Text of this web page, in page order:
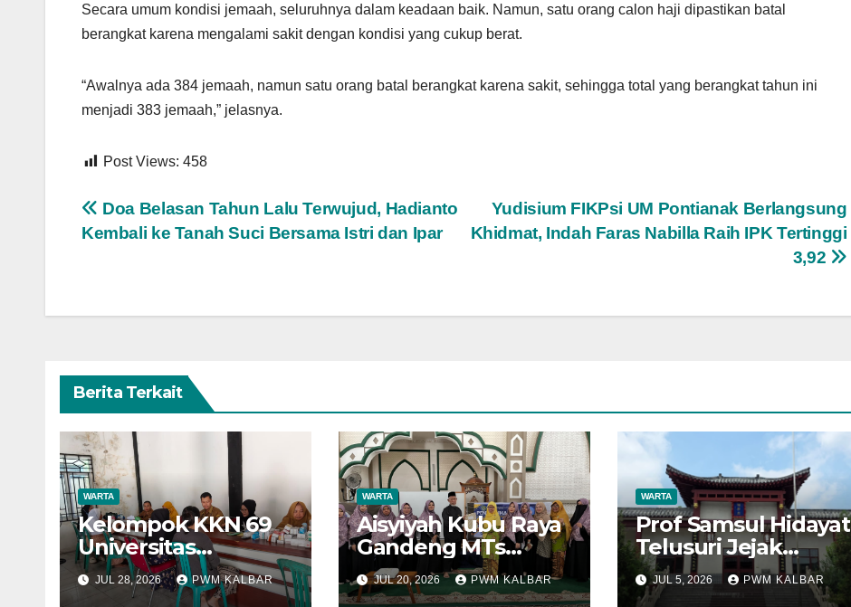
Secara umum kondisi jemaah, seluruhnya dalam keadaan baik. Namun, satu orang calon haji dipastikan batal
berangkat karena mengalami sakit dengan kondisi yang cukup berat.
“Awalnya ada 384 jemaah, namun satu orang batal berangkat karena sakit, sehingga total yang berangkat tahun ini
menjadi 383 jemaah,” jelasnya.
Post Views: 458
Navigasi
Yudisium FIKPsi UM Pontianak Berlangsung
Khidmat, Indah Faras Nabilla Raih IPK Tertinggi
3,92
Doa Belasan Tahun Lalu Terwujud, Hadianto
Kembali ke Tanah Suci Bersama Istri dan Ipar
Berita Terkait
WARTA
Kelompok KKN 69
Universitas
Muhammadiyah
Pontianak Dibagi
JUL 28, 2026 PWM KALBAR
WARTA
Aisyiyah Kubu Raya
Gandeng MTs
Khulafaur Rasyidin
Perkuat Edukasi
JUL 20, 2026 PWM KALBAR
WARTA
Prof Samsul Hidayat
Telusuri Jejak
Dialog Islam dan
Konfusianisme di
JUL 5, 2026 PWM KALBAR